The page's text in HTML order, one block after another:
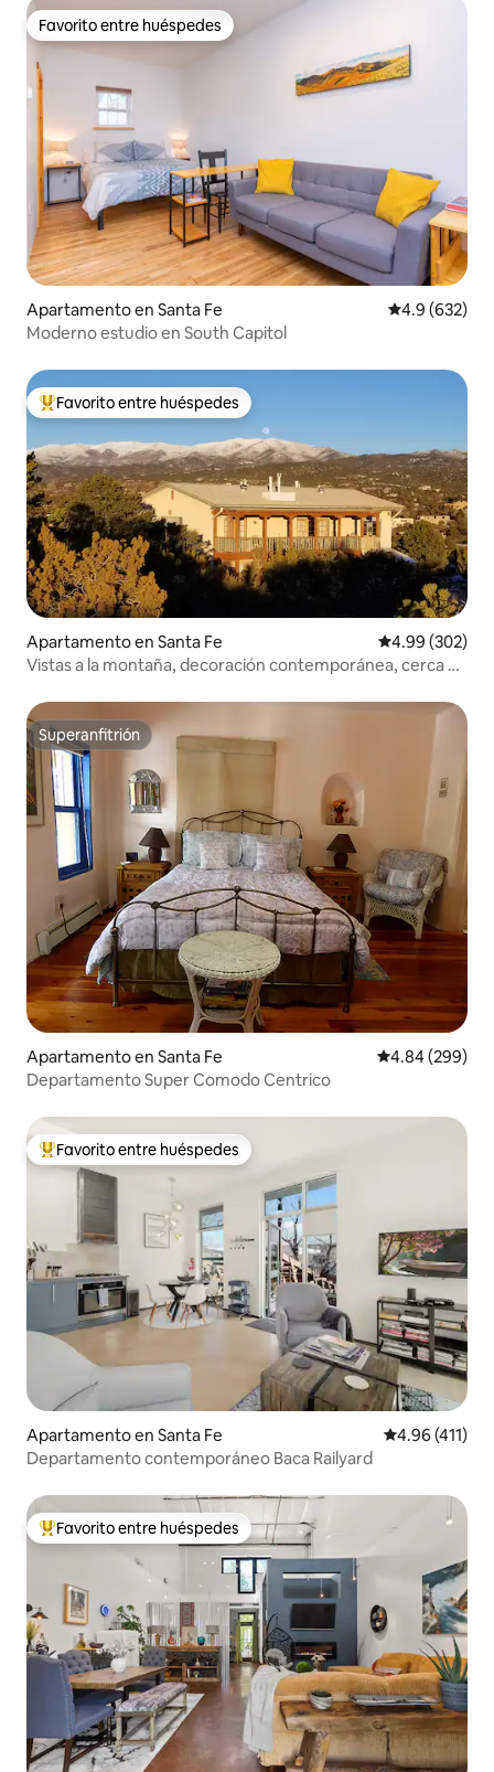
Favorito entre huéspedes
Favorito entre huéspedes
Apartamento en Santa Fe Calificación
4.9 (632)
Moderno estudio en South Capitol
Favorito entre huéspedes preferido
Favorito entre huéspedes
Apartamento en Santa Fe Calificación
4.99 (302)
Vistas a la montaña, decoración contemporánea, cerca de
Superanfitrión
Superanfitrión
Apartamento en Santa Fe Calificación
4.84 (299)
Departamento Super Comodo Centrico
Favorito entre huéspedes preferido
Favorito entre huéspedes
Apartamento en Santa Fe Calificación
4.96 (411)
Departamento contemporáneo Baca Railyard
Favorito entre huéspedes preferido
Favorito entre huéspedes